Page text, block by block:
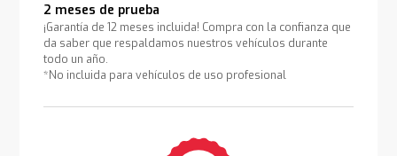
2 meses de prueba
¡Garantía de 12 meses incluida! Compra con la confianza que
da saber que respaldamos nuestros vehículos durante
todo un año.
*No incluida para vehículos de uso profesional